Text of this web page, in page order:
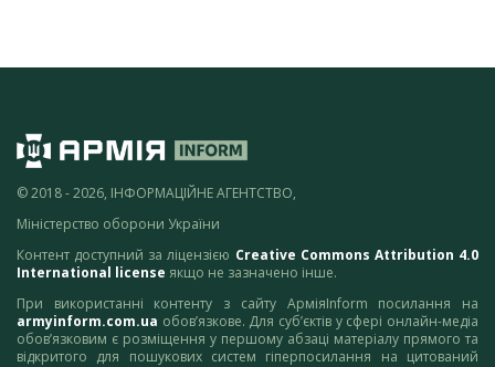
© 2018 - 2026, ІНФОРМАЦІЙНЕ АГЕНТСТВО,
Міністерство оборони України
Контент доступний за ліцензією Creative Commons Attribution 4.0
International license якщо не зазначено інше.
При використанні контенту з сайту АрміяInform посилання на
armyinform.com.ua обов’язкове. Для суб’єктів у сфері онлайн-медіа
обов’язковим є розміщення у першому абзаці матеріалу прямого та
відкритого для пошукових систем гіперпосилання на цитований